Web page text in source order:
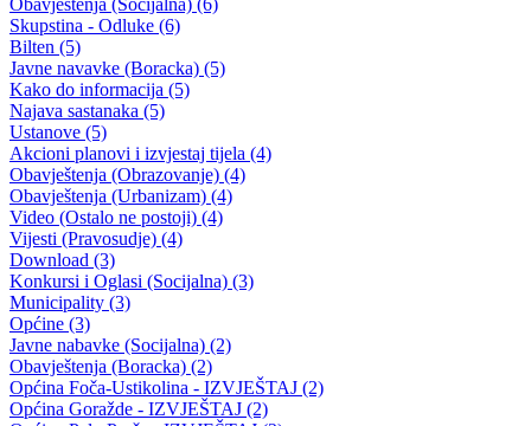
Na dvogodišnjicu štrajka radnika “ Azota” pojavili se potencijalni
strani investitori za kupovinu opreme i tehnologije ovog nekadašnjeg
hemijskog giganta
Nazire li se kraj problema?
27.04.2005